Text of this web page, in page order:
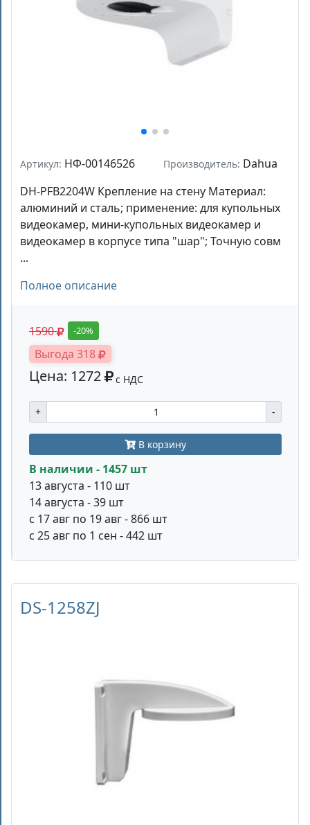
Артикул: НФ-00146526 Производитель: Dahua
DH-PFB2204W Крепление на стену Материал:
алюминий и сталь; применение: для купольных
видеокамер, мини-купольных видеокамер и
видеокамер в корпусе типа "шар"; Точную совм
...
Полное описание
1590 -20%
Выгода 318
Цена: 1272 с НДС
+ -
В корзину
В наличии - 1457 шт
13 августа - 110 шт
14 августа - 39 шт
с 17 авг по 19 авг - 866 шт
с 25 авг по 1 сен - 442 шт
DS-1258ZJ